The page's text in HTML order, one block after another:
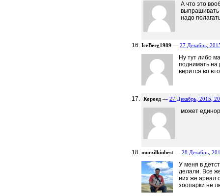
А что это
выпрашивать
надо
IceBerg1989 — 27 Декабрь,
Ну тут либо
поднимать на
верится во
Короед — 27 Декабрь, 2015,
может
murzilkinbest — 28 Декабрь,
У меня в
делали. Все
них же ареал
зоопарки не